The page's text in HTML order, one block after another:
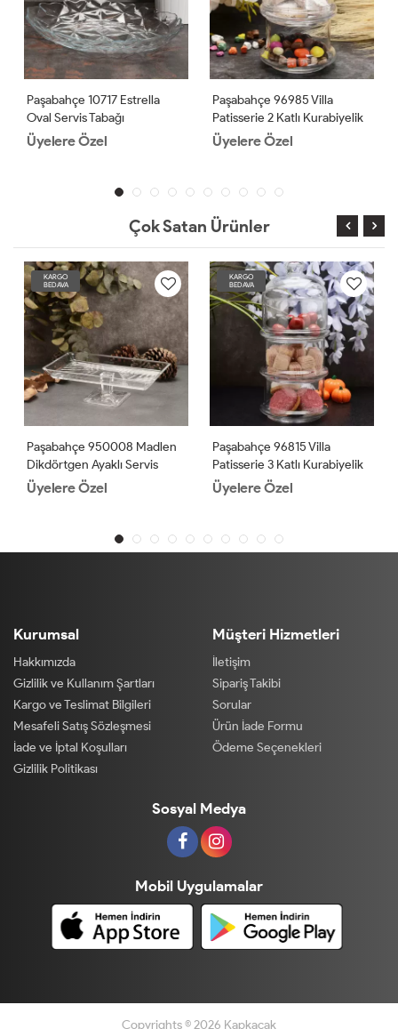
Paşabahçe 10717 Estrella
Oval Servis Tabağı
Üyelere Özel
Paşabahçe 96985 Villa
Patisserie 2 Katlı Kurabiyelik
2 Adet
Üyelere Özel
Çok Satan Ürünler
KARGO
BEDAVA
Paşabahçe 950008 Madlen
Dikdörtgen Ayaklı Servis
Tabağı
Üyelere Özel
KARGO
BEDAVA
Paşabahçe 96815 Villa
Patisserie 3 Katlı Kurabiyelik
2'li
Üyelere Özel
Kurumsal
Hakkımızda
Gizlilik ve Kullanım Şartları
Kargo ve Teslimat Bilgileri
Mesafeli Satış Sözleşmesi
İade ve İptal Koşulları
Gizlilik Politikası
Müşteri Hizmetleri
İletişim
Sipariş Takibi
Sorular
Ürün İade Formu
Ödeme Seçenekleri
Sosyal Medya
Mobil Uygulamalar
Copyrights © 2026 Kapkacak